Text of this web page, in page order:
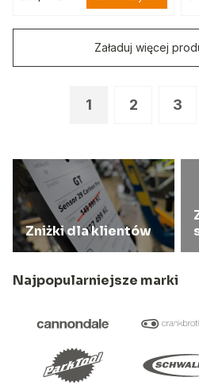
1 2 3
Załaduj więcej
Zniżki dla klientów
Najpopularniejsze marki